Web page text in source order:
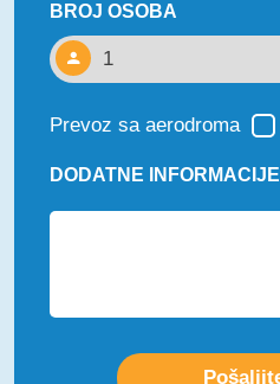
BROJ OSOBA
Prevoz sa aerodroma
DODATNE INFORMACIJE